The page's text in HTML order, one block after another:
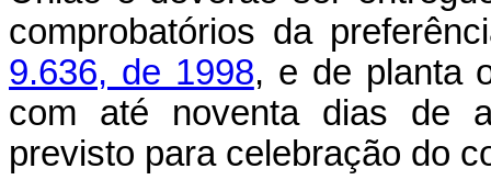
comprobatórios da
9.636, de 1998, e de planta
com até noventa dias de
previsto para celebração do